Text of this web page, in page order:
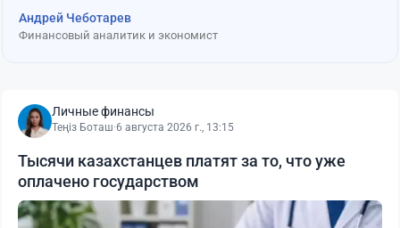
Андрей Чеботарев
Финансовый аналитик и экономист
Личные финансы
Теңіз Боташ·6 августа 2026 г., 13:15
Тысячи казахстанцев платят за то, что уже
оплачено государством